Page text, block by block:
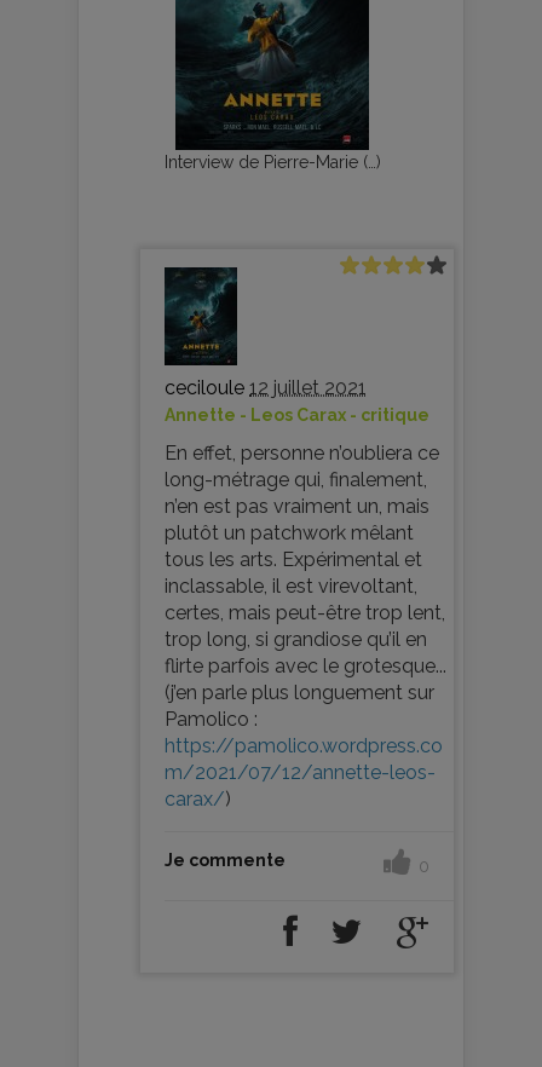
Interview de Pierre-Marie (…)
ceciloule 12 juillet 2021
Annette - Leos Carax - critique
En effet, personne n’oubliera ce
long-métrage qui, finalement,
n’en est pas vraiment un, mais
plutôt un patchwork mêlant
tous les arts. Expérimental et
inclassable, il est virevoltant,
certes, mais peut-être trop lent,
trop long, si grandiose qu’il en
flirte parfois avec le grotesque...
(j’en parle plus longuement sur
Pamolico :
https://pamolico.wordpress.co
m/2021/07/12/annette-leos-
carax/)
Je commente 0